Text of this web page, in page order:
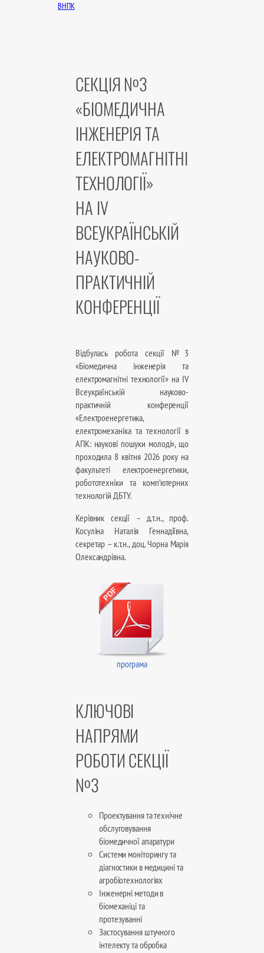
ВНПК
СЕКЦІЯ №3
«БІОМЕДИЧНА
ІНЖЕНЕРІЯ ТА
ЕЛЕКТРОМАГНІТНІ
ТЕХНОЛОГІЇ»
НА IV
ВСЕУКРАЇНСЬКІЙ
НАУКОВО-
ПРАКТИЧНІЙ
КОНФЕРЕНЦІЇ
Відбулась робота секції №3
«Біомедична інженерія та
електромагнітні технології» на IV
Всеукраїнській науково-
практичній конференції
«Електроенергетика,
електромеханіка та технології в
АПК: наукові пошуки молоді», що
проходила 8 квітня 2026 року на
факультеті електроенергетики,
робототехніки та комп’ютерних
технологій ДБТУ.
Керівник секції – д.т.н., проф.
Косуліна Наталія Геннадіївна,
секретар – к.т.н., доц. Чорна Марія
Олександрівна.
програма
КЛЮЧОВІ
НАПРЯМИ
РОБОТИ СЕКЦІЇ
№3
Проектування та технічне
обслуговування
біомедичної апаратури
Системи моніторингу та
діагностики в медицині та
агробіотехнологіях
Інженерні методи в
біомеханіці та
протезуванні
Застосування штучного
інтелекту та обробка